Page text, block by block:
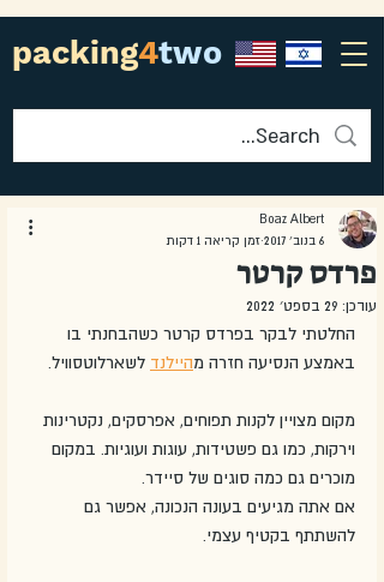
packing4two
פרדס קרטר
Boaz Albert
6 בנוב׳ 2017
זמן קריאה 1 דקות
עודכן: 29 בספט׳ 2022
החלטתי לבקר בפרדס קרטר כשהבחנתי בו
באמצע הנסיעה חזרה מהיילנד לשארלוטסוויל.
מקום מצויין לקנות תפוחים, אפרסקים, נקטרינות
וירקות, כמו גם פשטידות, עוגות ועוגיות. במקום
מוכרים גם כמה סוגים של סיידר.
אם אתה מגיעים בעונה הנכונה, אפשר גם
להשתתף בקטיף עצמי.